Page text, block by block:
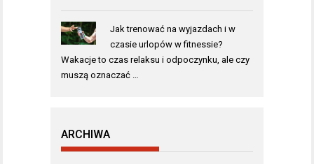
Jak trenować na wyjazdach i w
czasie urlopów w fitnessie?
Wakacje to czas relaksu i odpoczynku, ale czy
muszą oznaczać …
ARCHIWA